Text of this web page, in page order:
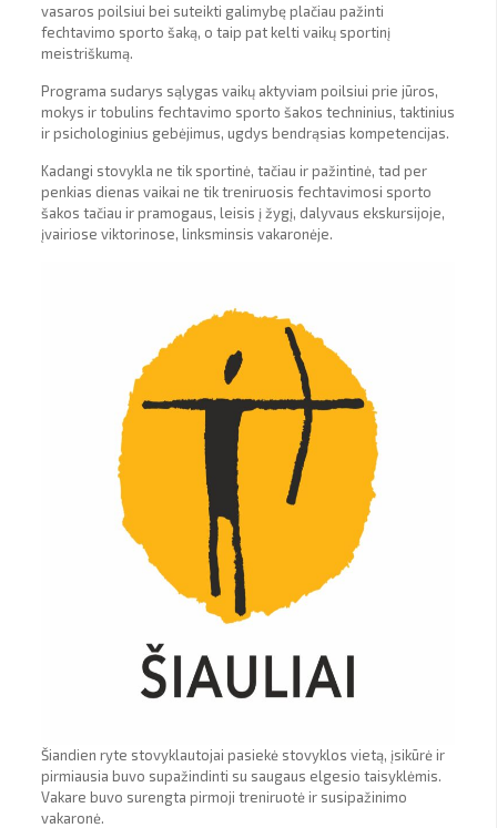
vasaros poilsiui bei suteikti galimybę plačiau pažinti
fechtavimo sporto šaką, o taip pat kelti vaikų sportinį
meistriškumą.
Programa sudarys sąlygas vaikų aktyviam poilsiui prie jūros,
mokys ir tobulins fechtavimo sporto šakos techninius, taktinius
ir psichologinius gebėjimus, ugdys bendrąsias kompetencijas.
Kadangi stovykla ne tik sportinė, tačiau ir pažintinė, tad per
penkias dienas vaikai ne tik treniruosis fechtavimosi sporto
šakos tačiau ir pramogaus, leisis į žygį, dalyvaus ekskursijoje,
įvairiose viktorinose, linksminsis vakaronėje.
Šiandien ryte stovyklautojai pasiekė stovyklos vietą, įsikūrė ir
pirmiausia buvo supažindinti su saugaus elgesio taisyklėmis.
Vakare buvo surengta pirmoji treniruotė ir susipažinimo
vakaronė.